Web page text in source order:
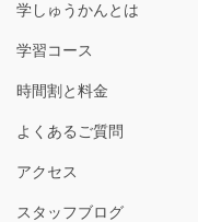
学しゅうかんとは
学習コース
時間割と料金
よくあるご質問
アクセス
スタッフブログ